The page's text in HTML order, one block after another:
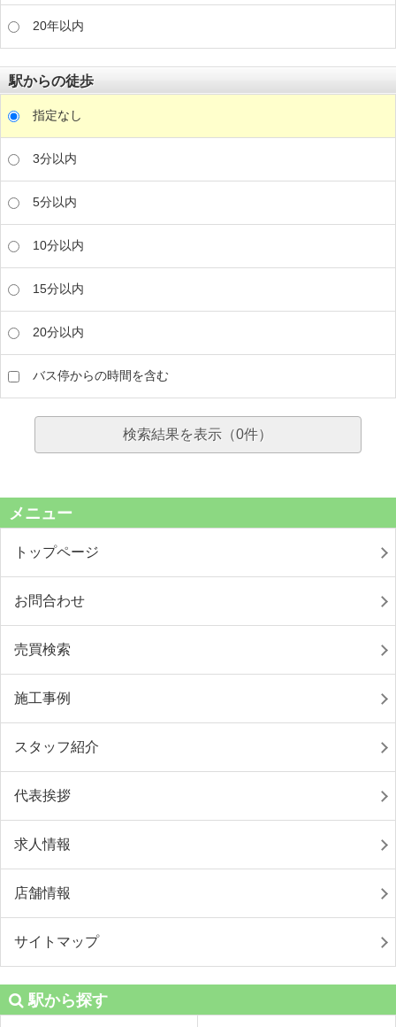
20年以内
駅からの徒歩
指定なし
3分以内
5分以内
10分以内
15分以内
20分以内
バス停からの時間を含む
検索結果を表示（0件）
メニュー
トップページ
お問合わせ
売買検索
施工事例
スタッフ紹介
代表挨拶
求人情報
店舗情報
サイトマップ
駅から探す